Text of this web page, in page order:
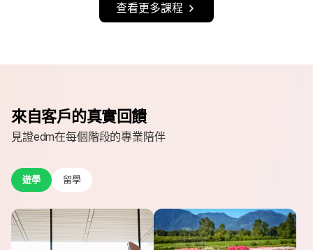
查看更多課程
來自客戶的真實回饋
見證edm在每個階段的專業陪伴
遊學 留學